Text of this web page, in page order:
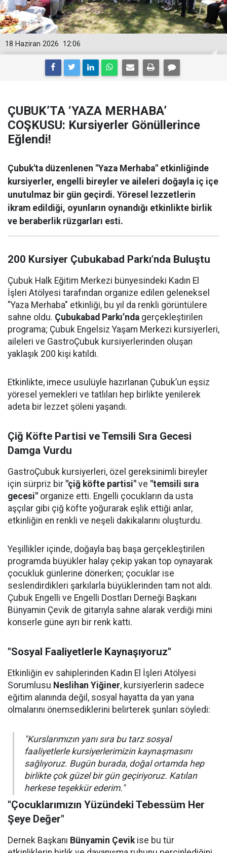
12:06
18 Haziran 2026
ÇUBUK’TA ‘YAZA MERHABA’
COŞKUSU: Kursiyerler Gönüllerince
Eğlendi!
Çubuk'ta düzenlenen "Yaza Merhaba" etkinliğinde
kursiyerler, engelli bireyler ve aileleri doğayla iç içe
unutulmaz bir gün geçirdi. Yöresel lezzetlerin
ikram edildiği, oyunların oynandığı etkinlikte birlik
ve beraberlik rüzgarları esti.
200 Kursiyer Çubukabad Parkı’nda Buluştu
Çubuk Halk Eğitim Merkezi bünyesindeki Kadın El
İşleri Atölyesi tarafından organize edilen geleneksel
"Yaza Merhaba" etkinliği, bu yıl da renkli görüntülere
sahne oldu. Çubukabad Parkı’nda gerçekleştirilen
programa; Çubuk Engelsiz Yaşam Merkezi kursiyerleri,
aileleri ve GastroÇubuk kursiyerlerinden oluşan
yaklaşık 200 kişi katıldı.
Etkinlikte, imece usulüyle hazırlanan Çubuk’un eşsiz
yöresel yemekleri ve tatlıları hep birlikte yenilerek
adeta bir lezzet şöleni yaşandı.
Çiğ Köfte Partisi ve Temsili Sıra Gecesi
Damga Vurdu
GastroÇubuk kursiyerleri, özel gereksinimli bireyler
için sürpriz bir "çiğ köfte partisi" ve "temsili sıra
gecesi" organize etti. Engelli çocukların da usta
aşçılar gibi çiğ köfte yoğurarak eşlik ettiği anlar,
etkinliğin en renkli ve neşeli dakikalarını oluşturdu.
Yeşillikler içinde, doğayla baş başa gerçekleştirilen
programda büyükler halay çekip yakan top oynayarak
çocukluk günlerine dönerken; çocuklar ise
seslendirdikleri şarkılarla büyüklerinden tam not aldı.
Çubuk Engelli ve Engelli Dostları Derneği Başkanı
Bünyamin Çevik de gitarıyla sahne alarak verdiği mini
konserle güne ayrı bir renk kattı.
"Sosyal Faaliyetlerle Kaynaşıyoruz"
Etkinliğin ev sahiplerinden Kadın El İşleri Atölyesi
Sorumlusu Neslihan Yiğiner, kursiyerlerin sadece
eğitim alanında değil, sosyal hayatta da yan yana
olmalarını önemsediklerini belirterek şunları söyledi:
"Kurslarımızın yanı sıra bu tarz sosyal
faaliyetlerle kursiyerlerimizin kaynaşmasını
sağlıyoruz. Bugün burada, doğal ortamda hep
birlikte çok güzel bir gün geçiriyoruz. Katılan
herkese teşekkür ederim."
"Çocuklarımızın Yüzündeki Tebessüm Her
Şeye Değer"
Dernek Başkanı Bünyamin Çevikise bu tür